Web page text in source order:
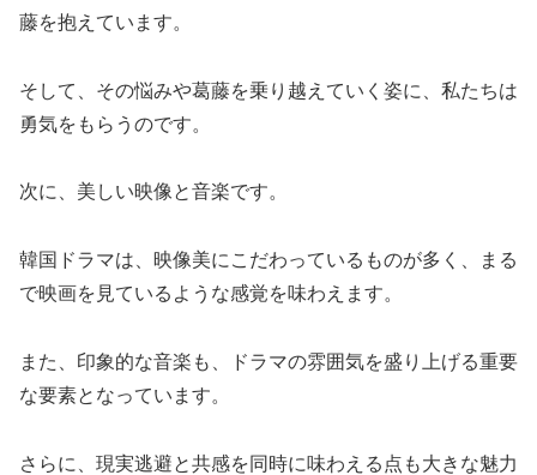
藤を抱えています。
そして、その悩みや葛藤を乗り越えていく姿に、私たちは
勇気をもらうのです。
次に、美しい映像と音楽です。
韓国ドラマは、映像美にこだわっているものが多く、まる
で映画を見ているような感覚を味わえます。
また、印象的な音楽も、ドラマの雰囲気を盛り上げる重要
な要素となっています。
さらに、現実逃避と共感を同時に味わえる点も大きな魅力